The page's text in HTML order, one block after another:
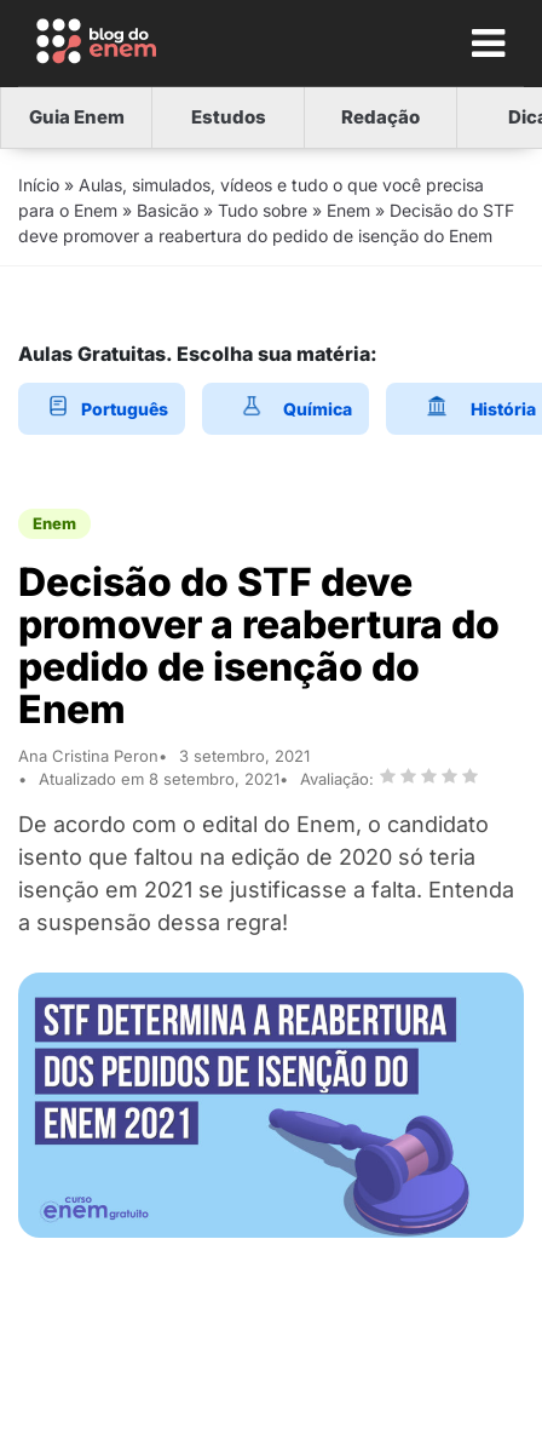
Guia Enem Estudos Redação
Início » Aulas, simulados, vídeos e tudo o que você precisa
para o Enem » Basicão » Tudo sobre » Enem » Decisão do STF
deve promover a reabertura do pedido de isenção do Enem
Aulas Gratuitas. Escolha sua matéria:
Português Química História
Enem
Decisão do STF deve
promover a reabertura do
pedido de isenção do
Enem
Ana Cristina Peron
3 setembro, 2021
Atualizado em 8 setembro, 2021
Avaliação:
De acordo com o edital do Enem, o candidato
isento que faltou na edição de 2020 só teria
isenção em 2021 se justificasse a falta. Entenda
a suspensão dessa regra!